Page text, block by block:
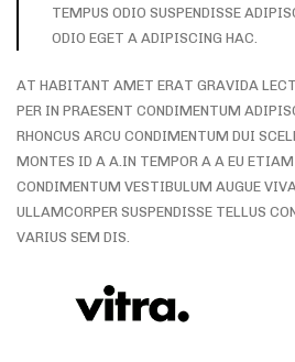
TEMPUS ODIO SUSPENDISSE
ODIO EGET A ADIPISCING HAC.
AT HABITANT AMET ERAT GRAVIDA
PER IN PRAESENT CONDIMENTUM
RHONCUS ARCU CONDIMENTUM DUI
MONTES ID A A.IN TEMPOR A A EU
CONDIMENTUM VESTIBULUM AUGUE
ULLAMCORPER SUSPENDISSE TELLUS
VARIUS SEM DIS.